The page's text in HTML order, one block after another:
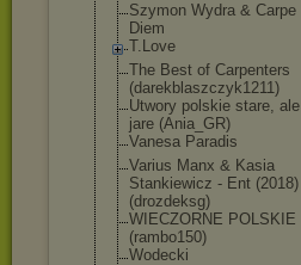
Szymon Wydra & Carpe
Diem
T.Love
The Best of Carpenters
(darekblaszczyk1211)
Utwory polskie stare, ale
jare (Ania_GR)
Vanesa Paradis
Varius Manx & Kasia
Stankiewicz - Ent (2018)
(drozdeksg)
WIECZORNE POLSKIE
(rambo150)
Wodecki